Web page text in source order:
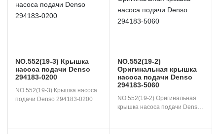
NO.552(19-3) Крышка
насоса подачи Denso
294183-0200
NO.552(19-3) Крышка насоса
подачи Denso 294183-0200
NO.552(19-2)
Оригинальная крышка
насоса подачи Denso
294183-5060
NO.552(19-2) Оригинальная
крышка насоса подачи Denso